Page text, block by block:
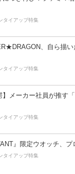
タイアップ特集
、自ら描い
タイアップ特集
】メーカー社員が推す
タイアップ特集
』限定ウオッチ、
タイアップ特集